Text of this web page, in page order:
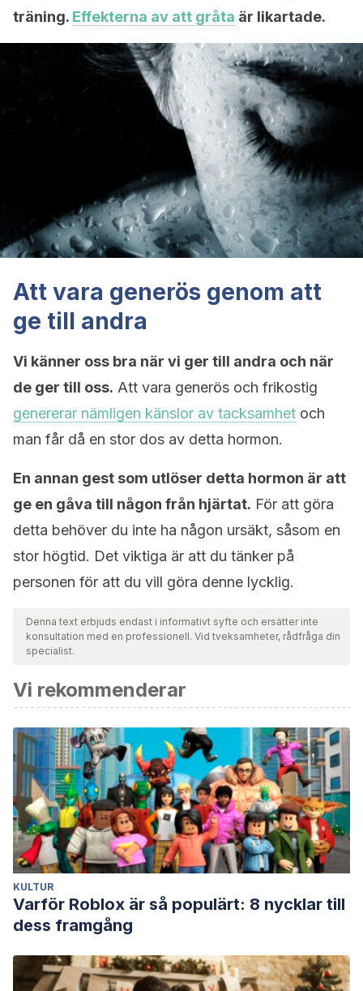
träning. Effekterna av att gråta är likartade.
Att vara generös genom att
ge till andra
Vi känner oss bra när vi ger till andra och när
de ger till oss. Att vara generös och frikostig
genererar nämligen känslor av tacksamhet och
man får då en stor dos av detta hormon.
En annan gest som utlöser detta hormon är att
ge en gåva till någon från hjärtat. För att göra
detta behöver du inte ha någon ursäkt, såsom en
stor högtid. Det viktiga är att du tänker på
personen för att du vill göra denne lycklig.
Denna text erbjuds endast i informativt syfte och ersätter inte
konsultation med en professionell. Vid tveksamheter, rådfråga din
specialist.
Vi rekommenderar
KULTUR
Varför Roblox är så populärt: 8 nycklar till
dess framgång